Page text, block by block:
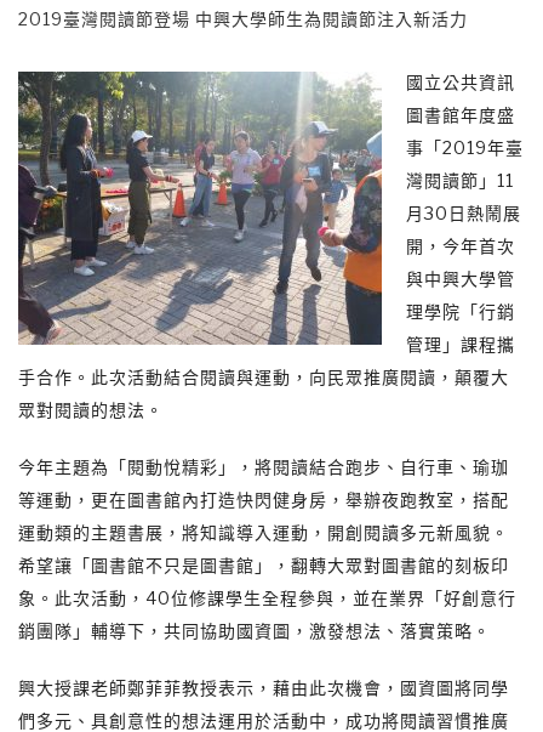
2019臺灣閱讀節登場 中興大學師生為閱讀節注入新活力
國立公共資訊
圖書館年度盛
事「2019年臺
灣閱讀節」11
月30日熱鬧展
開，今年首次
與中興大學管
理學院「行銷
管理」課程攜
手合作。此次活動結合閱讀與運動，向民眾推廣閱讀，顛覆大
眾對閱讀的想法。
今年主題為「閱動悅精彩」，將閱讀結合跑步、自行車、瑜珈
等運動，更在圖書館內打造快閃健身房，舉辦夜跑教室，搭配
運動類的主題書展，將知識導入運動，開創閱讀多元新風貌。
希望讓「圖書館不只是圖書館」，翻轉大眾對圖書館的刻板印
象。此次活動，40位修課學生全程參與，並在業界「好創意行
銷團隊」輔導下，共同協助國資圖，激發想法、落實策略。
興大授課老師鄭菲菲教授表示，藉由此次機會，國資圖將同學
們多元、具創意性的想法運用於活動中，成功將閱讀習慣推廣